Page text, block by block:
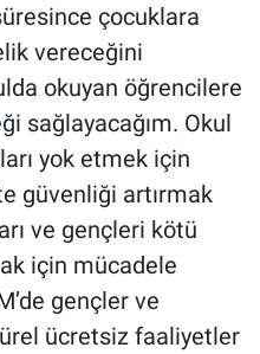
çocuklara
vereceğini
okuyan öğrencilere
sağlayacağım. Okul
yok etmek için
güvenliği artırmak
ve gençleri kötü
için mücadele
gençler ve
ücretsiz faaliyetler